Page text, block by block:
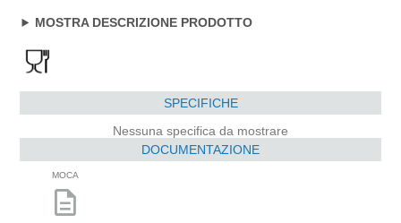
MOSTRA DESCRIZIONE PRODOTTO
SPECIFICHE
Nessuna specifica da mostrare
DOCUMENTAZIONE
MOCA
description